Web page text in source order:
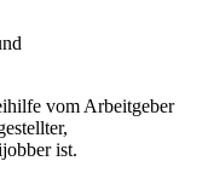
vom Arbeitgeber
ist.